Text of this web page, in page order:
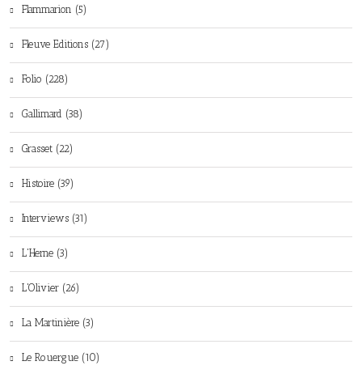
Flammarion (5)
Fleuve Editions (27)
Folio (228)
Gallimard (38)
Grasset (22)
Histoire (39)
Interviews (31)
L'Herne (3)
L'Olivier (26)
La Martinière (3)
Le Rouergue (10)